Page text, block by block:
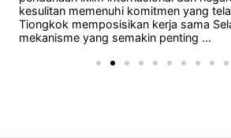
kesulitan memenuhi komitmen yang
Tiongkok memposisikan kerja sama
mekanisme yang semakin penting ...